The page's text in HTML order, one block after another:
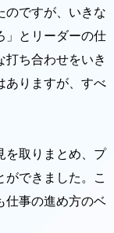
のですが、いきな
」とリーダーの仕
ち合わせをいき
ありますが、すべ
を取りまとめ、プ
できました。こ
仕事の進め方のベ